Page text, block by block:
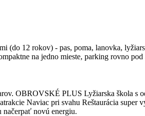
(do 12 rokov) - pas, poma, lanovka,
na jedno mieste, parking rovno
OBROVSKÉ PLUS Lyžiarska škola s
Naviac pri svahu Reštaurácia
načerpať novú energiu.